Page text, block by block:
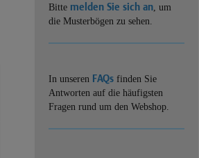
Bitte melden Sie sich an, um
die Musterbögen zu sehen.
In unseren FAQs finden Sie
Antworten auf die häufigsten
Fragen rund um den Webshop.